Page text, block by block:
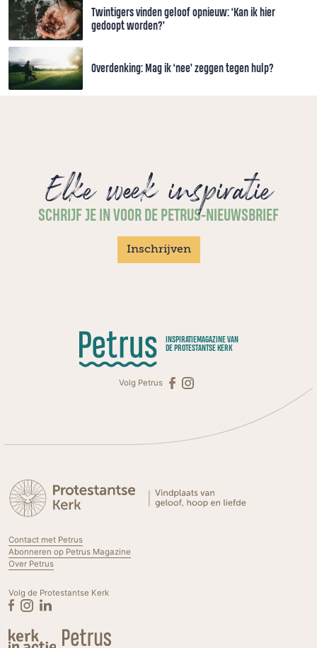
Twintigers vinden geloof opnieuw: ‘Kan ik hier
gedoopt worden?’
Overdenking: Mag ik ‘nee’ zeggen tegen hulp?
Elke week inspiratie
SCHRIJF JE IN VOOR DE PETRUS-NIEUWSBRIEF
Inschrijven
INSPIRATIEMAGAZINE VAN
DE PROTESTANTSE KERK
Volg Petrus
Contact met Petrus
Abonneren op Petrus Magazine
Over Petrus
Volg de Protestantse Kerk